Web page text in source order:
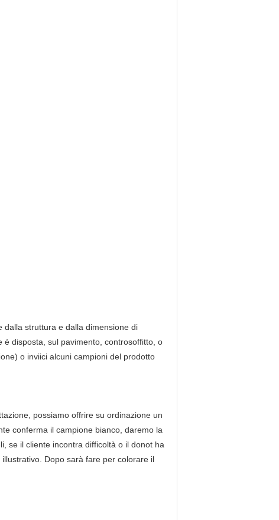
dalla struttura e dalla dimensione di
disposta, sul pavimento, controsoffitto, o
o inviici alcuni campioni del prodotto
possiamo offrire su ordinazione un
conferma il campione bianco, daremo la
se il cliente incontra difficoltà o il donot ha
Dopo sarà fare per colorare il